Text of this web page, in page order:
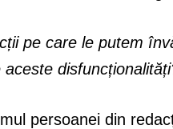
pe care le putem
aceste
persoanei din